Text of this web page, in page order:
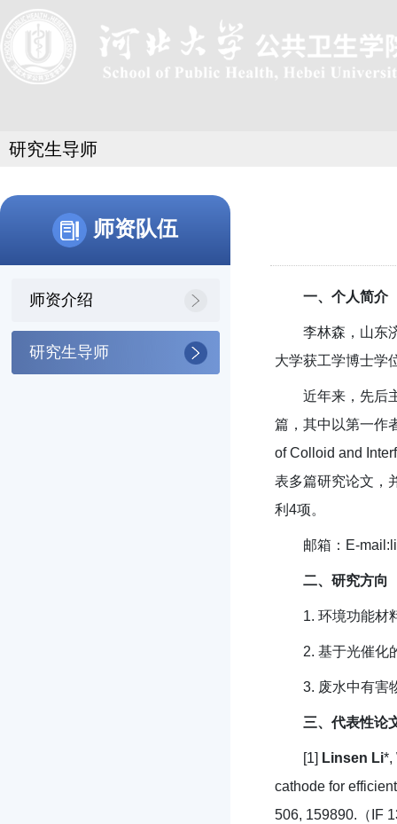
研究生导师
师资队伍
师资介绍
研究生导师
一、个人简介
李林森，山东
大学获工学博士学
近年来，先后
篇，其中以第一作
of Colloid and
表多篇研究论文，
利4项。
邮箱：E-
二、研究方向
1. 环境功能材
2. 基于光催化
3. 废水中有害
三、代表性论
[1] Linsen Li*,
cathode for
506, 159890.（IF